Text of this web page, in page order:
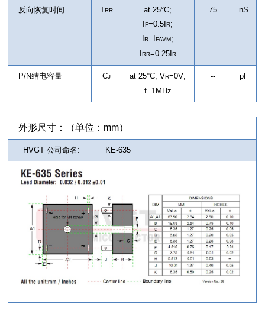
反向恢复时间 TRR
at 25°C;
IF=0.5IR;
IR=IFAVM;
RR=0.25I R
75 nS
P/N结电容量 CJ at 25°C; VR=0V;
f=1MHz
-- pF
外形尺寸：（单位：mm）
HVGT 公司命名: KE-635